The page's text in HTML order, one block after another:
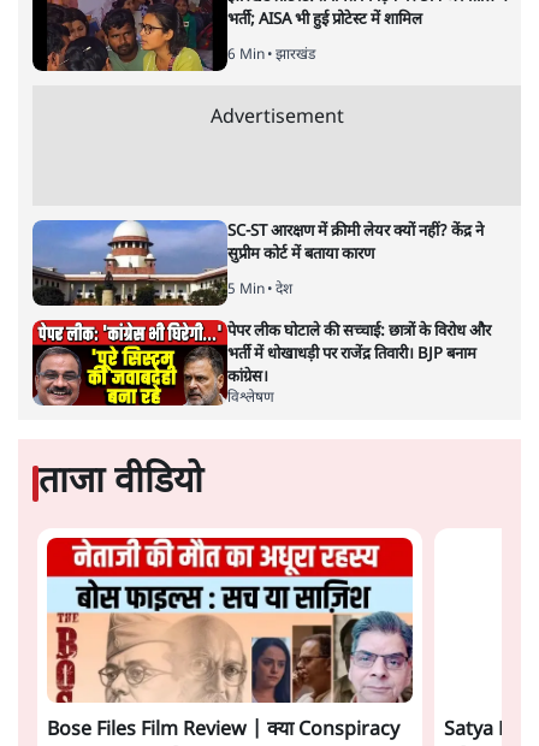
भर्ती; AISA भी हुई प्रोटेस्ट में शामिल
6 Min• झारखंड
Advertisement
SC-ST आरक्षण में क्रीमी लेयर क्यों नहीं? केंद्र ने
सुप्रीम कोर्ट में बताया कारण
5 Min• देश
पेपर लीक घोटाले की सच्चाई: छात्रों के विरोध और
भर्ती में धोखाधड़ी पर राजेंद्र तिवारी। BJP बनाम
कांग्रेस।
विश्लेषण
ताजा वीडियो
Bose Files Film Review | क्या Conspiracy
Satya